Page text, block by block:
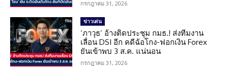
กรกฎาคม 31, 2026
ข่าวเด่น
‘ภาวุธ’ อ้างติดประชุม กมธ.! ส่งทีมงาน
เลื่อน DSI อีก คดีฉ้อโกง-ฟอกเงิน Forex
ยันเข้าพบ 3 ส.ค. แน่นอน
กรกฎาคม 31, 2026